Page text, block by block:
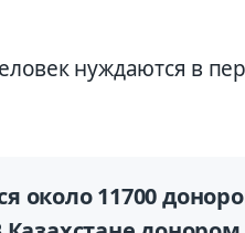
нуждаются в
около 11700